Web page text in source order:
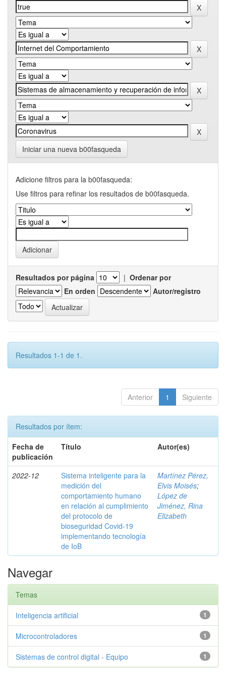
Iniciar una nueva b00fasqueda
Adicione filtros para la b00fasqueda:
Use filtros para refinar los resultados de b00fasqueda.
Resultados por página | Ordenar por
En orden
Autor/registro
Resultados 1-1 de 1.
Anterior 1 Siguiente
Resultados por ítem:
Fecha de
publicación
Título Autor(es)
2022-12
Sistema inteligente para la
medición del
comportamiento humano
en relación al cumplimiento
del protocolo de
bioseguridad Covid-19
implementando tecnología
de IoB
Martínez Pérez,
Elvis Moisés;
López de
Jiménez, Rina
Elizabeth
Navegar
Temas
1
Inteligencia artificial
1
Microcontroladores
1
Sistemas de control digital - Equipo